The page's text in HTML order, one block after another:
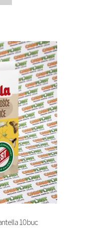
10 buc